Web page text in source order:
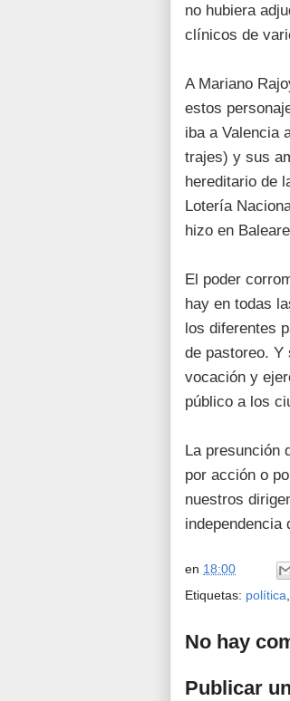
no hubiera
clínicos de
A Mariano
estos
iba a Valencia
trajes) y sus
hereditario de
Lotería
hizo en
El poder
hay en todas
los diferentes
de pastoreo. Y
vocación y
público a los
La presunción
por acción o
nuestros
independencia
en 18:00
Etiquetas: política
No hay
Publicar